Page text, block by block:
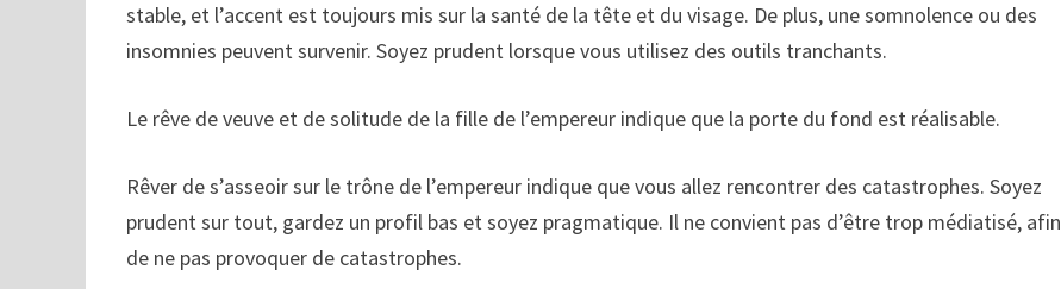
stable, et l’accent est toujours mis sur la santé de la tête et du visage. De plus, une somnolence ou des
insomnies peuvent survenir. Soyez prudent lorsque vous utilisez des outils tranchants.
Le rêve de veuve et de solitude de la fille de l’empereur indique que la porte du fond est réalisable.
Rêver de s’asseoir sur le trône de l’empereur indique que vous allez rencontrer des catastrophes. Soyez
prudent sur tout, gardez un profil bas et soyez pragmatique. Il ne convient pas d’être trop médiatisé, afin
de ne pas provoquer de catastrophes.